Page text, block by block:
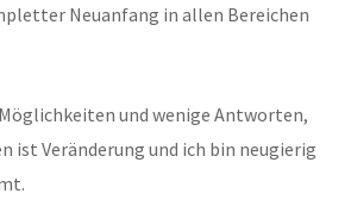
Neuanfang in allen Bereichen
und wenige Antworten,
ist Veränderung und ich bin neugierig